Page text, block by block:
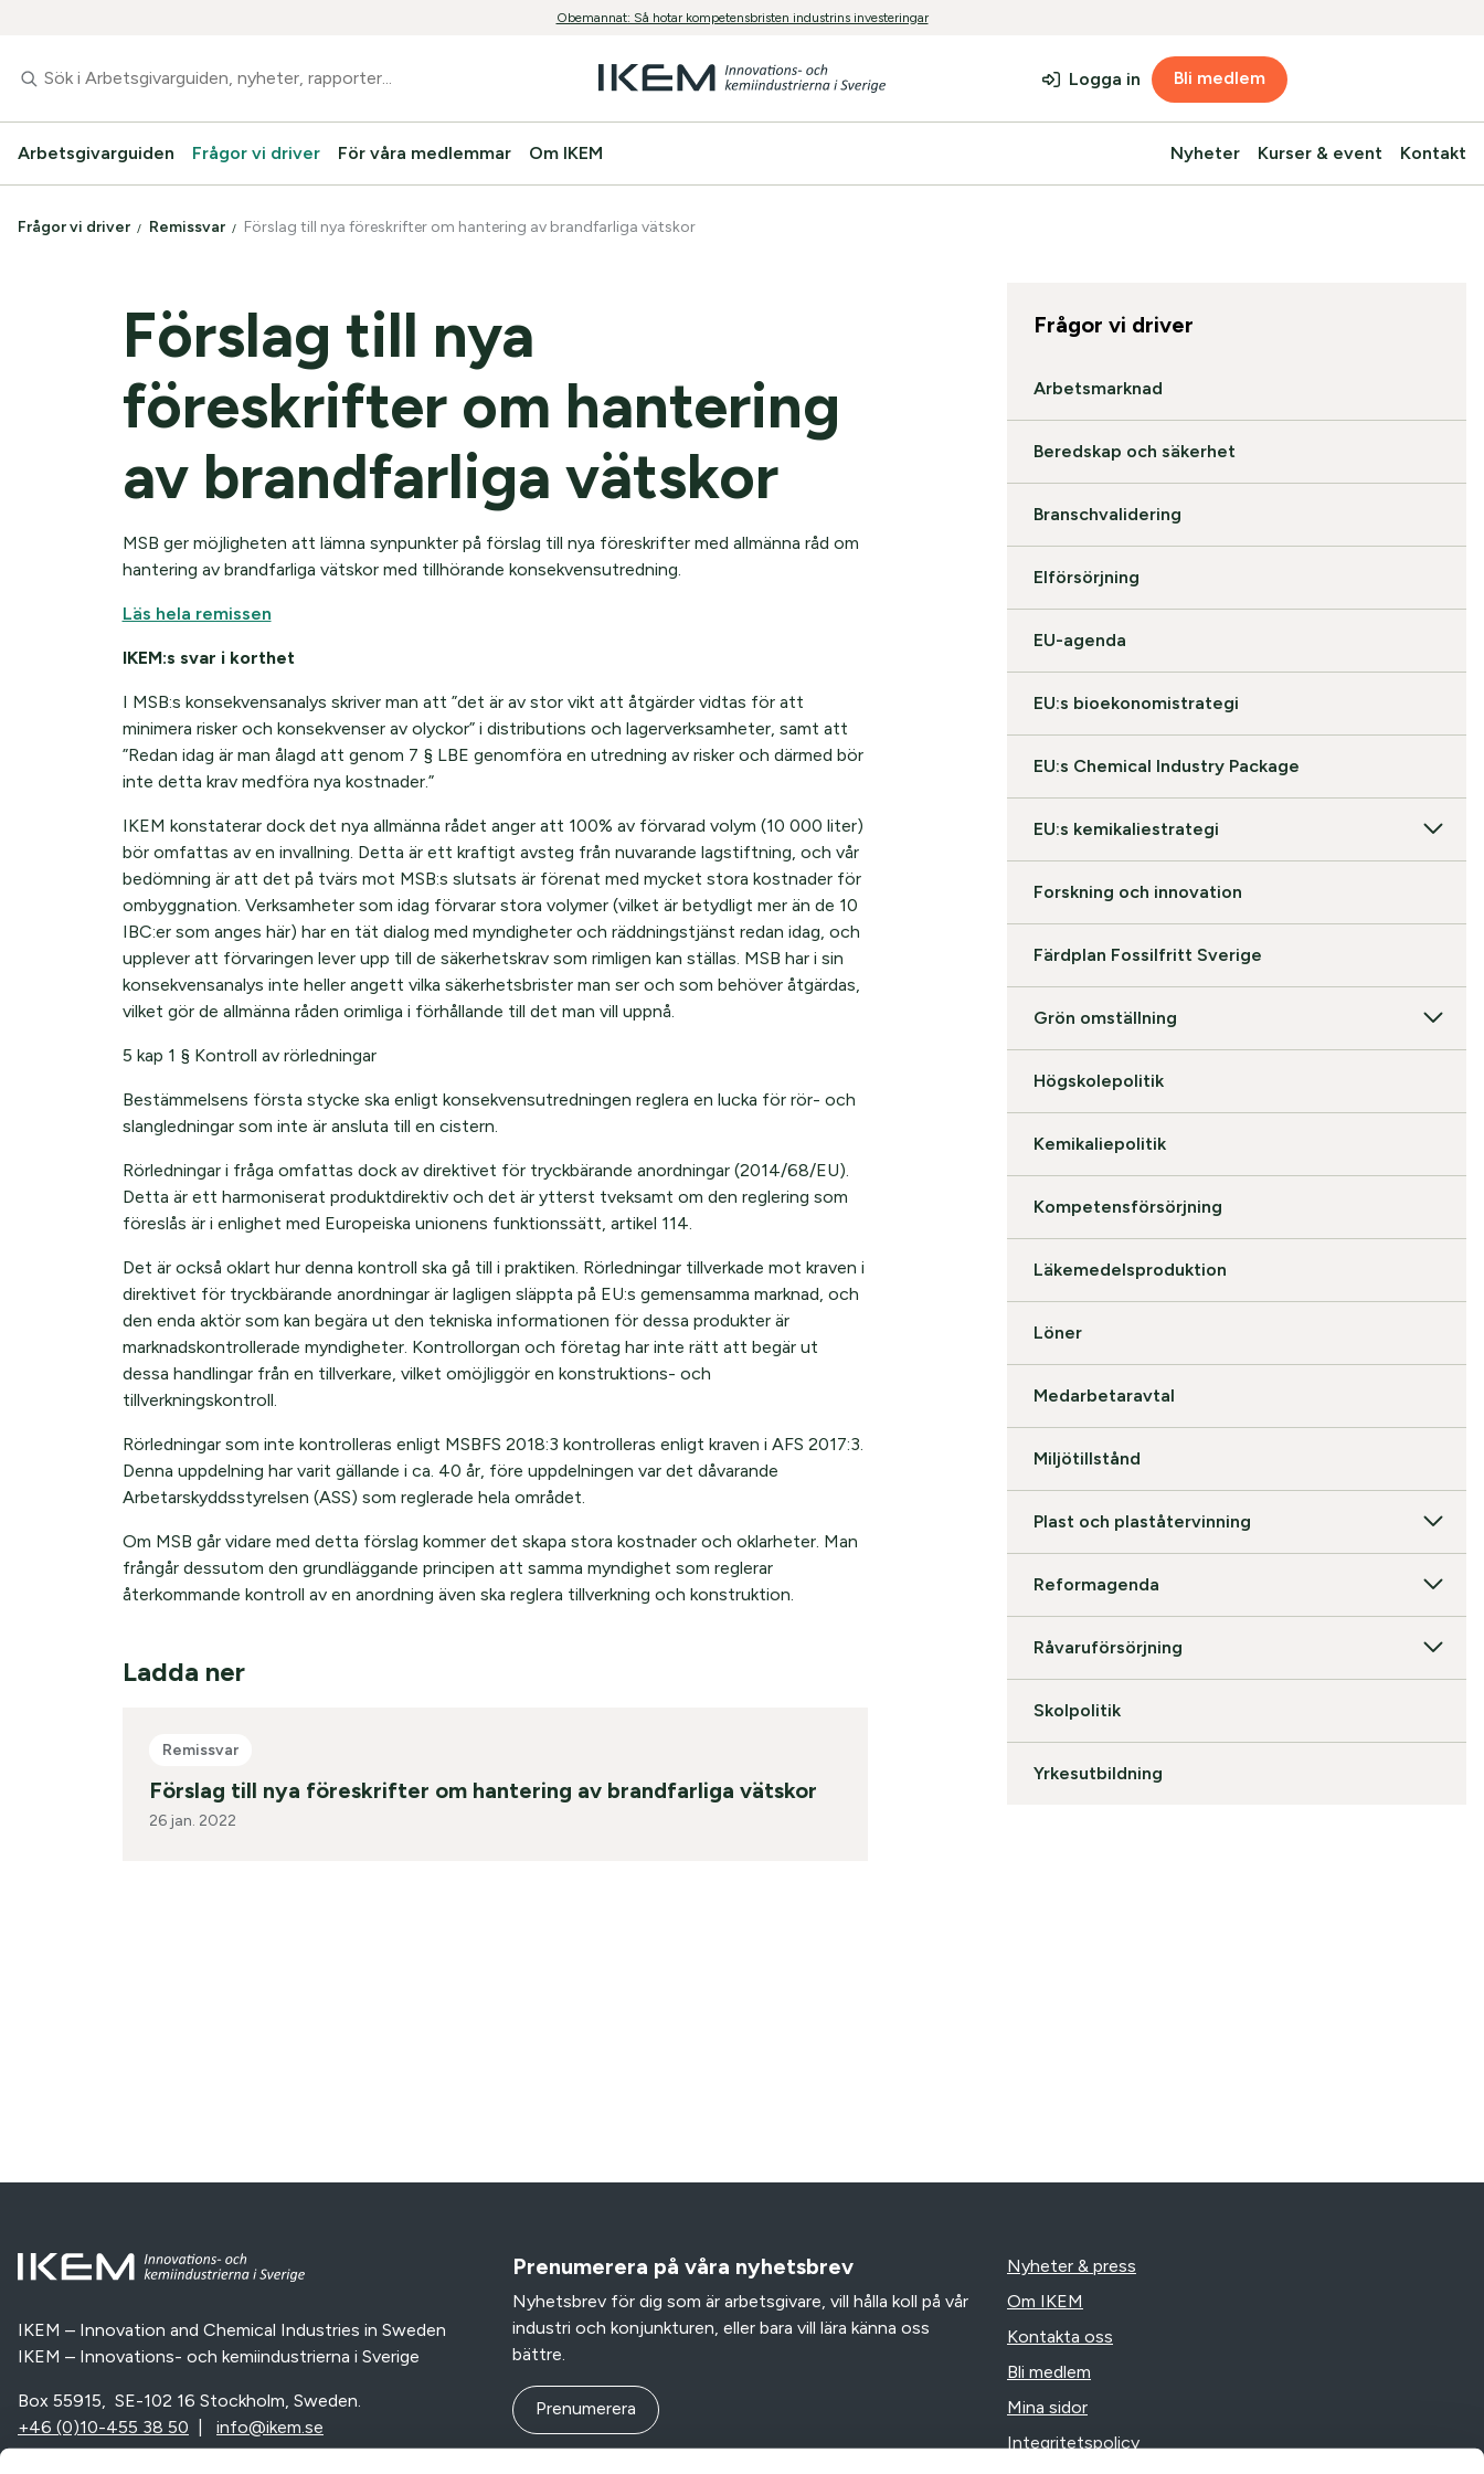
Obemannat: Så hotar kompetensbristen industrins investeringar
Arbetsgivarguiden Frågor vi driver För våra medlemmar Om IKEM Nyheter Kurser & event Kontakt
Logga in Bli medlem
Frågor vi driver Remissvar Förslag till nya föreskrifter om hantering av brandfarliga vätskor
Förslag till nya
föreskrifter om hantering
av brandfarliga vätskor
MSB ger möjligheten att lämna synpunkter på förslag till nya föreskrifter med allmänna råd om
hantering av brandfarliga vätskor med tillhörande konsekvensutredning.
Läs hela remissen
IKEM:s svar i korthet
I MSB:s konsekvensanalys skriver man att ”det är av stor vikt att åtgärder vidtas för att
minimera risker och konsekvenser av olyckor” i distributions och lagerverksamheter, samt att
”Redan idag är man ålagd att genom 7 § LBE genomföra en utredning av risker och därmed bör
inte detta krav medföra nya kostnader.”
IKEM konstaterar dock det nya allmänna rådet anger att 100% av förvarad volym (10 000 liter)
bör omfattas av en invallning. Detta är ett kraftigt avsteg från nuvarande lagstiftning, och vår
bedömning är att det på tvärs mot MSB:s slutsats är förenat med mycket stora kostnader för
ombyggnation. Verksamheter som idag förvarar stora volymer (vilket är betydligt mer än de 10
IBC:er som anges här) har en tät dialog med myndigheter och räddningstjänst redan idag, och
upplever att förvaringen lever upp till de säkerhetskrav som rimligen kan ställas. MSB har i sin
konsekvensanalys inte heller angett vilka säkerhetsbrister man ser och som behöver åtgärdas,
vilket gör de allmänna råden orimliga i förhållande till det man vill uppnå.
5 kap 1 § Kontroll av rörledningar
Bestämmelsens första stycke ska enligt konsekvensutredningen reglera en lucka för rör- och
slangledningar som inte är ansluta till en cistern.
Rörledningar i fråga omfattas dock av direktivet för tryckbärande anordningar (2014/68/EU).
Detta är ett harmoniserat produktdirektiv och det är ytterst tveksamt om den reglering som
föreslås är i enlighet med Europeiska unionens funktionssätt, artikel 114.
Det är också oklart hur denna kontroll ska gå till i praktiken. Rörledningar tillverkade mot kraven i
direktivet för tryckbärande anordningar är lagligen släppta på EU:s gemensamma marknad, och
den enda aktör som kan begära ut den tekniska informationen för dessa produkter är
marknadskontrollerade myndigheter. Kontrollorgan och företag har inte rätt att begär ut
dessa handlingar från en tillverkare, vilket omöjliggör en konstruktions- och
tillverkningskontroll.
Rörledningar som inte kontrolleras enligt MSBFS 2018:3 kontrolleras enligt kraven i AFS 2017:3.
Denna uppdelning har varit gällande i ca. 40 år, före uppdelningen var det dåvarande
Arbetarskyddsstyrelsen (ASS) som reglerade hela området.
Om MSB går vidare med detta förslag kommer det skapa stora kostnader och oklarheter. Man
frångår dessutom den grundläggande principen att samma myndighet som reglerar
återkommande kontroll av en anordning även ska reglera tillverkning och konstruktion.
Ladda ner
Remissvar
Förslag till nya föreskrifter om hantering av brandfarliga vätskor
26 jan. 2022
Frågor vi driver
Arbetsmarknad
Beredskap och säkerhet
Branschvalidering
Elförsörjning
EU-agenda
EU:s bioekonomistrategi
EU:s Chemical Industry Package
EU:s kemikaliestrategi
Forskning och innovation
Färdplan Fossilfritt Sverige
Grön omställning
Högskolepolitik
Kemikaliepolitik
Kompetensförsörjning
Läkemedelsproduktion
Löner
Medarbetaravtal
Miljötillstånd
Plast och plaståtervinning
Reformagenda
Råvaruförsörjning
Skolpolitik
Yrkesutbildning
IKEM – Innovation and Chemical Industries in Sweden
IKEM – Innovations- och kemiindustrierna i Sverige
Box 55915, SE-102 16 Stockholm, Sweden.
+46 (0)10-455 38 50
info@ikem.se
Prenumerera på våra nyhetsbrev
Nyhetsbrev för dig som är arbetsgivare, vill hålla koll på vår
industri och konjunkturen, eller bara vill lära känna oss
bättre.
Prenumerera
Nyheter & press
Om IKEM
Kontakta oss
Bli medlem
Mina sidor
Integritetspolicy